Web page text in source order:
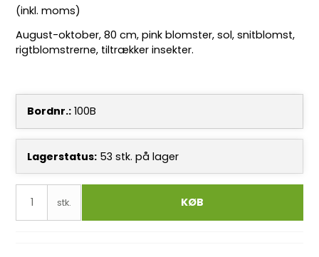
(inkl. moms)
August-oktober,80 cm,pink blomster, sol, snitblomst,
rigtblomstrerne, tiltrækker insekter.
Bordnr.: 100B
Lagerstatus: 53 stk. på lager
stk. KØB